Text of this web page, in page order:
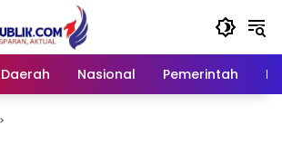
Daerah Nasional Pemerintah